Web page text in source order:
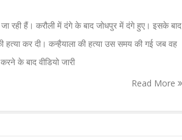
जा रही हैं। करौली में दंगे के बाद जोधपुर में दंगे हुए। इसके बाद
हत्या कर दी। कन्हैयाला की हत्या उस समय की गई जब वह
के बाद वीडियो जारी
Read More